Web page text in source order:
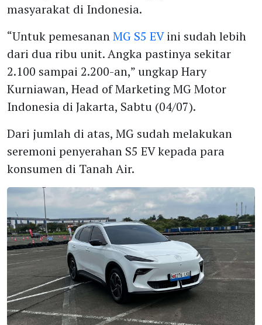
masyarakat di Indonesia.
“Untuk pemesananMG S5 EVini sudah lebih
dari dua ribu unit. Angka pastinya sekitar
2.100 sampai 2.200-an,” ungkap Hary
Kurniawan, Head of Marketing MG Motor
Indonesia di Jakarta, Sabtu (04/07).
Dari jumlah di atas, MG sudah melakukan
seremoni penyerahan S5 EV kepada para
konsumen di Tanah Air.